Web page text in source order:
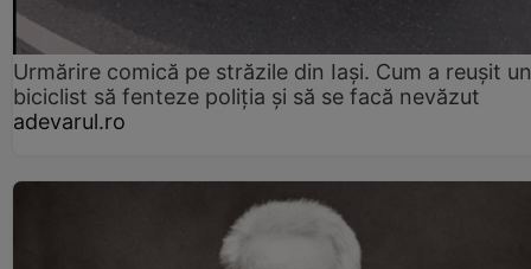
Urmărire comică pe străzile din Iași. Cum a reușit un
biciclist să fenteze poliția și să se facă nevăzut
adevarul.ro